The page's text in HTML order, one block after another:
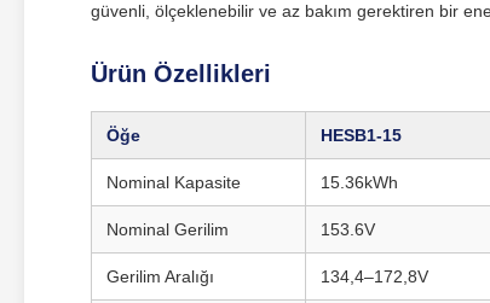
güvenli, ölçeklenebilir ve az bakım gerektiren bir
Ürün Özellikleri
Öğe HESB1‑15
Nominal Kapasite 15.36kWh
Nominal Gerilim 153.6V
Gerilim Aralığı 134,4–172,8V